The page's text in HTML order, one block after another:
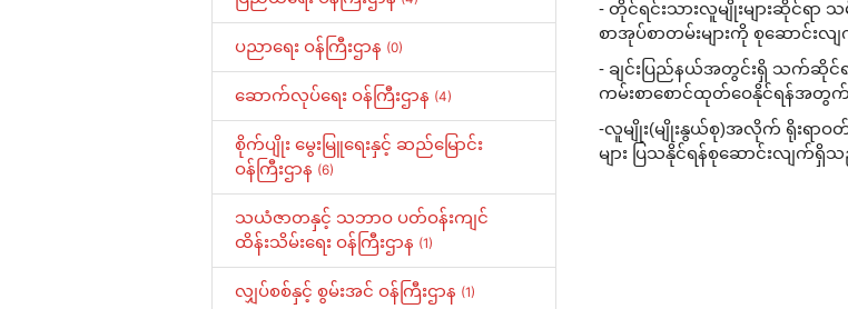
- တိုင်ရင်းသားလူမျိုးများဆိုင်ရာ သ
စာအုပ်စာတမ်းများကို စုဆောင်း
- ချင်းပြည်နယ်အတွင်းရှိ သက်ဆိုင်
ကမ်းစာစောင်ထုတ်ဝေနိုင်ရန်အတွ
-လူမျိုး(မျိုးနွယ်စု)အလိုက် ရိုးရာဝ
များ ပြသနိုင်ရန်စုဆောင်းလျက်ရှိ
ပညာရေး ဝန်ကြီးဌာန (0)
ဆောက်လုပ်ရေး ဝန်ကြီးဌာန (4)
စိုက်ပျိုး မွေးမြူရေးနှင့် ဆည်မြောင်း
ဝန်ကြီးဌာန (6)
သယံဇာတနှင့် သဘာဝ ပတ်ဝန်းကျင်
ထိန်းသိမ်းရေး ဝန်ကြီးဌာန (1)
လျှပ်စစ်နှင့် စွမ်းအင် ဝန်ကြီးဌာန (1)